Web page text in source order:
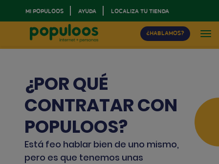
MI POPULOOS AYUDA LOCALIZA TU TIENDA
¿HABLAMOS?
¿POR QUÉ
CONTRATAR CON
POPULOOS?
Está feo hablar bien de uno mismo,
pero es que tenemos unas